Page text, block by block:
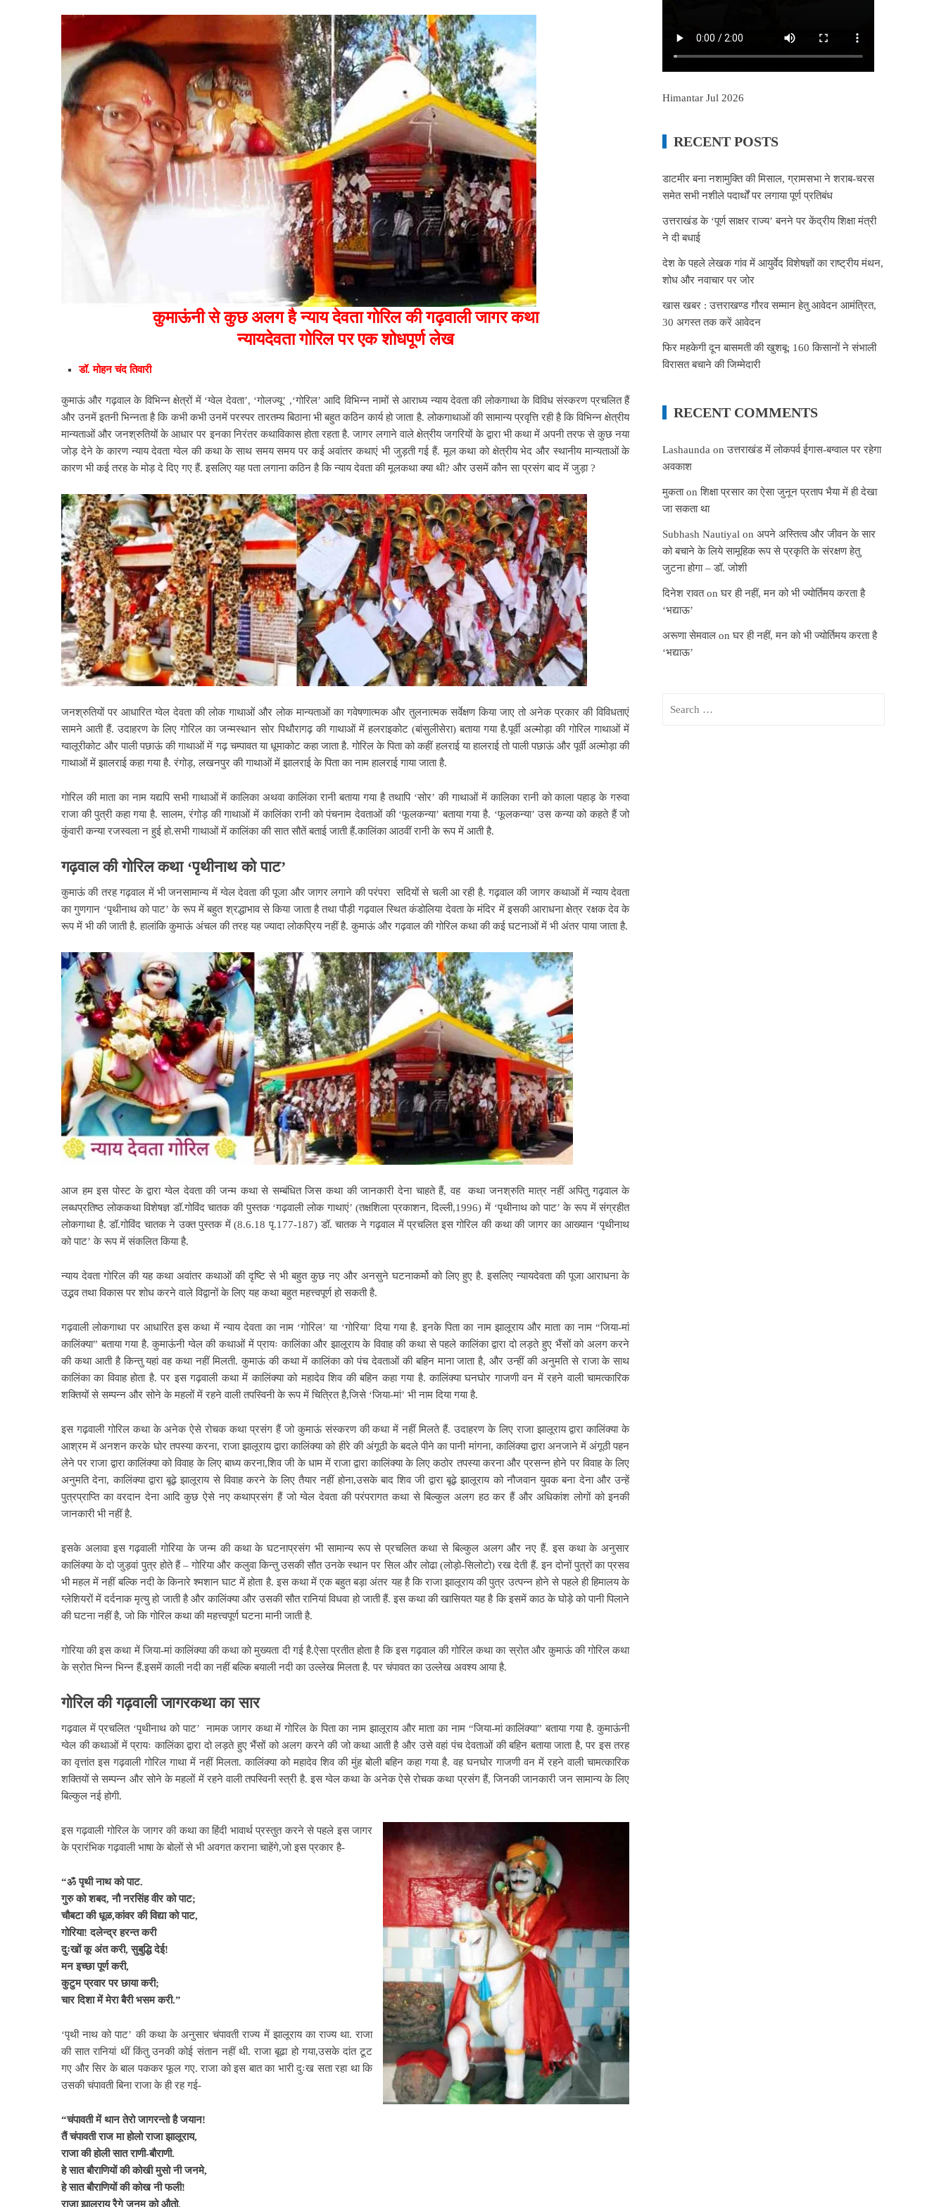
कुमाऊंनी से कुछ अलग है न्याय देवता गोरिल की गढ़वाली जागर कथा
न्यायदेवता गोरिल पर एक शोधपूर्ण लेख
डॉ. मोहन चंद तिवारी
कुमाऊं और गढ़वाल के विभिन्न क्षेत्रों में ‘ग्वेल देवता’, ‘गोलज्यू’ ,‘गोरिल’ आदि विभिन्न नामों से आराध्य न्याय देवता की लोकगाथा के विविध संस्करण प्रचलित हैं
और उनमें इतनी भिन्नता है कि कभी कभी उनमें परस्पर तारतम्य बिठाना भी बहुत कठिन कार्य हो जाता है.लोकगाथाओं की सामान्य प्रवृत्ति रही है कि विभिन्न क्षेत्रीय
मान्यताओं और जनश्रुतियों के आधार पर इनका निरंतर कथाविकास होता रहता है. जागर लगाने वाले क्षेत्रीय जगरियों के द्वारा भी कथा में अपनी तरफ से कुछ नया
जोड़ देने के कारण न्याय देवता ग्वेल की कथा के साथ समय समय पर कई अवांतर कथाएं भी जुड़ती गई हैं. मूल कथा को क्षेत्रीय भेद और स्थानीय मान्यताओं के
कारण भी कई तरह के मोड़ दे दिए गए हैं. इसलिए यह पता लगाना कठिन है कि न्याय देवता की मूलकथा क्या थी? और उसमें कौन सा प्रसंग बाद में जुड़ा ?
जनश्रुतियों पर आधारित ग्वेल देवता की लोक गाथाओं और लोक मान्यताओं का गवेषणात्मक और तुलनात्मक सर्वेक्षण किया जाए तो अनेक प्रकार की विविधताएं
सामने आती हैं. उदाहरण के लिए गोरिल का जन्मस्थान सोर पिथौरागढ़ की गाथाओं में हलराइकोट (बांसुलीसेरा) बताया गया है.पूर्वी अल्मोड़ा की गोरिल गाथाओं में
ग्वालूरीकोट और पाली पछाऊं की गाथाओं में गढ़ चम्पावत या धूमाकोट कहा जाता है. गोरिल के पिता को कहीं हलराई या हालराई तो पाली पछाऊं और पूर्वी अल्मोड़ा की
गाथाओं में झालराई कहा गया है. रंगोड़, लखनपुर की गाथाओं में झालराई के पिता का नाम हालराई गाया जाता है.
गोरिल की माता का नाम यद्यपि सभी गाथाओं में कालिका अथवा कालिंका रानी बताया गया है तथापि ‘सोर’ की गाथाओं में कालिका रानी को कालापहाड़ के गरुवा
राजा की पुत्री कहा गया है. सालम, रंगोड़ की गाथाओं में कालिंका रानी को पंचनाम देवताओं की ‘फूलकन्या’ बताया गया है. ‘फूलकन्या’ उस कन्या को कहते हैं जो
कुंवारी कन्या रजस्वला न हुई हो.सभी गाथाओं में कालिंका की सात सौतें बताई जाती हैं.कालिंका आठवीं रानी के रूप में आती है.
गढ़वाल की गोरिल कथा ‘पृथीनाथ को पाट’
कुमाऊं की तरह गढ़वाल में भी जनसामान्य में ग्वेल देवता की पूजा और जागर लगाने की परंपरा सदियों से चली आ रही है. गढ़वाल की जागरकथाओं में न्याय देवता
का गुणगान ‘पृथीनाथ को पाट’ के रूप में बहुत श्रद्धाभाव से किया जाता है तथा पौड़ी गढ़वाल स्थित कंडोलिया देवता के मंदिर में इसकी आराधना क्षेत्र रक्षक देव के
रूप में भी की जाती है. हालांकि कुमाऊं अंचल की तरह यह ज्यादा लोकप्रिय नहीं है. कुमाऊं और गढ़वाल की गोरिल कथा की कई घटनाओं में भी अंतर पाया जाता है.
आज हम इस पोस्ट के द्वाराग्वेल देवता की जन्म कथा से सम्बंधित जिस कथा की जानकारी देना चाहते हैं, वह कथा जनश्रुति मात्र नहीं अपितु गढ़वाल के
लब्धप्रतिष्ठ लोककथा विशेषज्ञ डॉ.गोविंद चातक की पुस्तक ‘गढ़वाली लोक गाथाएं’ (तक्षशिला प्रकाशन, दिल्ली,1996) में ‘पृथीनाथ को पाट’ के रूप में संग्रहीत
लोकगाथा है. डॉ.गोविंद चातक ने उक्त पुस्तक में (8.6.18 पृ.177-187) डॉ. चातक ने गढ़वाल में प्रचलित इस गोरिल की कथा की जागर का आख्यान ‘पृथीनाथ
को पाट’ के रूप में संकलित किया है.
न्याय देवता गोरिल कीयह कथा अवांतर कथाओं की दृष्टि से भी बहुत कुछ नए और अनसुने घटनाकर्मो को लिए हुए है. इसलिए न्यायदेवता की पूजा आराधना के
उद्भव तथा विकास पर शोध करने वाले विद्वानों के लिए यह कथा बहुत महत्त्वपूर्ण हो सकती है.
गढ़वाली लोकगाथा पर आधारित इस कथा में न्याय देवता का नाम ‘गोरिल’ या ‘गोरिया’ दिया गया है. इनके पिता का नाम झालूराय औरमाता का नाम “जिया-मां
कालिंक्या” बताया गया है. कुमाऊंनी ग्वेल की कथाओं में प्रायः कालिंका और झालूराय के विवाह की कथा से पहले कालिंका द्वारा दो लड़ते हुए भैंसों को अलग करने
की कथा आती है किन्तु यहां वह कथा नहीं मिलती. कुमाऊं की कथा में कालिंका को पंच देवताओं की बहिन माना जाता है, और उन्हीं की अनुमति से राजा के साथ
कालिंका का विवाह होता है. पर इस गढ़वाली कथा में कालिंक्या को महादेव शिव की बहिन कहा गया है. कालिंक्या घनघोर गाजणी वन में रहने वाली चामत्कारिक
शक्तियों से सम्पन्न और सोने के महलों में रहने वाली तपस्विनी के रूप में चित्रित है,जिसे ‘जिया-मां’ भी नाम दिया गया है.
इस गढ़वाली गोरिल कथा के अनेक ऐसे रोचक कथा प्रसंग हैं जो कुमाऊं संस्करण की कथा में नहीं मिलते हैं. उदाहरण के लिए राजा झालूराय द्वारा कालिंक्या के
आश्रम में अनशन करके घोर तपस्या करना, राजा झालूराय द्वारा कालिंक्या को हीरे की अंगूठी के बदले पीने का पानी मांगना, कालिंक्या द्वारा अनजाने में अंगूठी पहन
लेने पर राजा द्वारा कालिंक्या को विवाह के लिए बाध्य करना,शिव जी के धाम में राजा द्वारा कालिंक्या के लिए कठोर तपस्या करना और प्रसन्न होने पर विवाह के लिए
अनुमति देना, कालिंक्या द्वारा बूढ़े झालूराय से विवाह करने के लिए तैयार नहीं होना,उसके बाद शिव जी द्वारा बूढ़े झालूराय को नौजवान युवक बना देना और उन्हें
पुत्रप्राप्ति का वरदान देना आदि कुछ ऐसे नए कथाप्रसंग हैं जो ग्वेल देवता की परंपरागत कथा से बिल्कुल अलग हठ कर हैं और अधिकांश लोगों को इनकी
जानकारी भी नहीं है.
इसके अलावा इस गढ़वाली गोरिया के जन्म की कथा के घटनाप्रसंग भी सामान्य रूप से प्रचलित कथा से बिल्कुल अलग और नए हैं. इस कथा के अनुसार
कालिंक्या के दो जुड़वां पुत्र होते हैं – गोरिया और कलुवा किन्तु उसकी सौत उनके स्थान पर सिल और लोढा (लोड़ो-सिलोटो) रख देती हैं. इन दोनों पुत्रों का प्रसव
भी महल में नहीं बल्कि नदी के किनारे श्मशान घाट में होता है. इस कथा में एक बहुत बड़ा अंतर यह है कि राजा झालूराय की पुत्र उत्पन्न होने से पहले ही हिमालय के
ग्लेशियरों में दर्दनाक मृत्यु हो जाती है और कालिंक्या और उसकी सौत रानियां विधवा हो जाती हैं. इस कथा की खासियत यह है कि इसमें काठ के घोड़े को पानी पिलाने
की घटना नहीं है, जो कि गोरिल कथा की महत्त्वपूर्ण घटना मानी जाती है.
गोरिया की इस कथा में जिया-मां कालिंक्या की कथा को मुख्यता दी गई है.ऐसा प्रतीत होता है कि इस गढ़वाल की गोरिल कथा का स्रोत और कुमाऊं की गोरिल कथा
के स्रोत भिन्न भिन्न हैं.इसमें काली नदी का नहीं बल्कि बयाली नदी का उल्लेख मिलता है. पर चंपावत का उल्लेख अवश्य आया है.
गोरिल की गढ़वाली जागरकथा का सार
गढ़वाल में प्रचलित ‘पृथीनाथ को पाट’ नामक जागर कथा में गोरिल के पिता का नाम झालूराय और माता का नाम “जिया-मां कालिंक्या” बताया गया है. कुमाऊंनी
ग्वेल की कथाओं में प्रायः कालिंका द्वारा दो लड़ते हुए भैंसों को अलग करने की जो कथा आती है और उसे वहां पंच देवताओं की बहिन बताया जाता है, पर इस तरह
का वृत्तांत इस गढ़वाली गोरिल गाथा में नहीं मिलता. कालिंक्या को महादेव शिव की मुंह बोली बहिन कहा गया है. वह घनघोर गाजणी वन में रहने वाली चामत्कारिक
शक्तियों से सम्पन्न और सोने के महलों में रहने वाली तपस्विनी स्त्री है. इस ग्वेल कथा के अनेक ऐसे रोचक कथा प्रसंग हैं, जिनकी जानकारी जन सामान्य के लिए
बिल्कुल नई होगी.
इस गढ़वाली गोरिल के जागर की कथा का हिंदी भावार्थ प्रस्तुत करने से पहले इस जागर
के प्रारंभिक गढ़वाली भाषा के बोलों से भी अवगत कराना चाहेंगे,जो इस प्रकार है-
“ॐ पृथी नाथ को पाट.
गुरु को शबद, नौ नरसिंह वीर को पाट;
चौबटा की धूळ,कांवर की विद्या को पाट,
गोरिया! दलेन्द्र हरन्त करी
दुःखों कू अंत करी, सुबुद्धि देई!
मन इच्छा पूर्ण करी,
कुटुम प्रवार पर छाया करी;
चार दिशा में मेरा बैरी भसम करी.”
‘पृथी नाथ को पाट’ की कथा के अनुसार चंपावती राज्य में झालूराय का राज्य था. राजा
की सात रानियां थीं किंतु उनकी कोई संतान नहीं थी. राजा बूढा हो गया,उसके दांत टूट
गए और सिर के बाल पककर फूल गए. राजा को इस बात का भारी दुःख सता रहा था कि
उसकी चंपावती बिना राजा के ही रह गई-
“चंपावती में थान तेरो जागरन्तो है जयान!
तैं चंपावती राज मा होलो राजा झालूराय,
राजा की होली सात राणी-बौराणी.
हे सात बौराणियों की कोखी मुसो नी जनमे,
हे सात बौराणियों की कोख नी फली!
राजा झालूराय रैगे जनम को औतो,
Himantar Jul 2026
RECENT POSTS
डाटमीर बना नशामुक्ति की मिसाल, ग्रामसभा ने शराब-चरस
समेत सभी नशीले पदार्थों पर लगाया पूर्ण प्रतिबंध
उत्तराखंड के ‘पूर्ण साक्षर राज्य’ बनने पर केंद्रीय शिक्षा मंत्री
ने दी बधाई
देश के पहले लेखक गांव में आयुर्वेद विशेषज्ञों का राष्ट्रीय मंथन,
शोध और नवाचार पर जोर
खास खबर : उत्तराखण्ड गौरव सम्मान हेतु आवेदन आमंत्रित,
30 अगस्त तक करें आवेदन
फिर महकेगी दून बासमती की खुशबू: 160 किसानों ने संभाली
विरासत बचाने की जिम्मेदारी
RECENT COMMENTS
Lashaunda onउत्तराखंड में लोकपर्व ईगास-बग्वाल पर रहेगा
अवकाश
मुकताonशिक्षा प्रसार का ऐसा जुनून प्रताप भैया में ही देखा
जा सकता था
Subhash Nautiyal onअपने अस्तित्व और जीवन के सार
को बचाने के लिये सामूहिक रूप से प्रकृति के संरक्षण हेतु
जुटना होगा – डॉ. जोशी
दिनेश रावतonघर ही नहीं, मन को भी ज्योर्तिमय करता है
‘भद्याऊ’
अरूणा सेमवाल onघर ही नहीं, मन को भी ज्योर्तिमय करता है
‘भद्याऊ’